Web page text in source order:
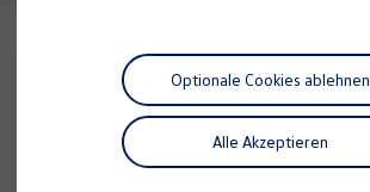
California App
California Lifestyle & Zubehör
Übernachten im California
Unternehmen
Karriere
Alle Akzeptieren
Optionale Cookies ablehnen